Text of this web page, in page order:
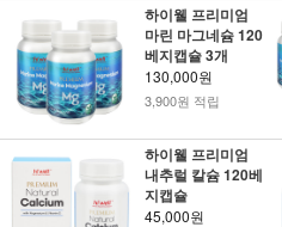
하이웰 프리미엄
마린 마그네슘 120
베지캡슐 3개
130,000원
3,900원 적립
하이웰 프리미엄
내추럴 칼슘 120베
지캡슐
45,000원